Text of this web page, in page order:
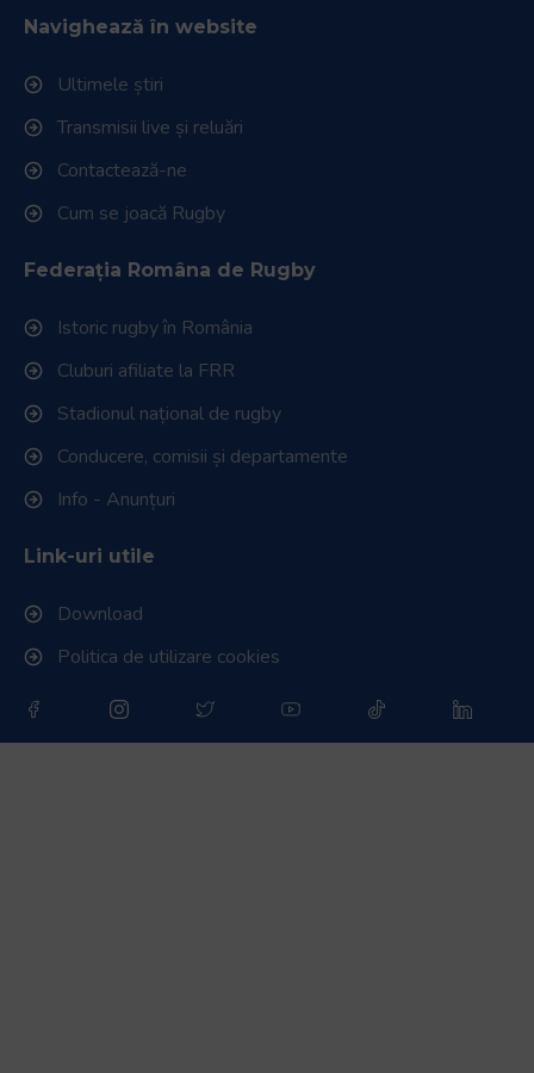
Navighează în website
Ultimele știri
Transmisii live și reluări
Contactează-ne
Cum se joacă Rugby
Federația Româna de Rugby
Istoric rugby în România
Cluburi afiliate la FRR
Stadionul național de rugby
Conducere, comisii și departamente
Info - Anunțuri
Link-uri utile
Download
Politica de utilizare cookies